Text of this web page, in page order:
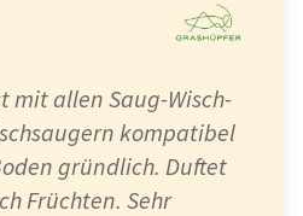
mit allen Saug-Wisch-
kompatibel
gründlich. Duftet
Früchten. Sehr